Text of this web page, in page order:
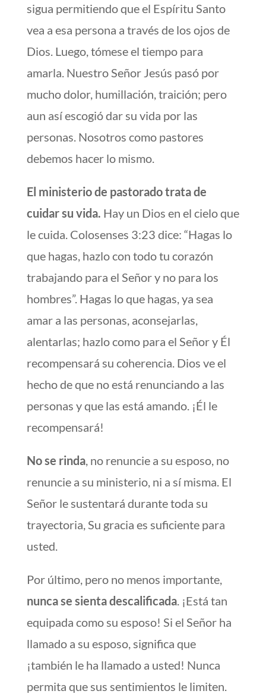
sigua permitiendo que el Espíritu Santo
vea a esa persona a través de los ojos de
Dios. Luego, tómese el tiempo para
amarla. Nuestro Señor Jesús pasó por
mucho dolor, humillación, traición; pero
aun así escogió dar su vida por las
personas. Nosotros como pastores
debemos hacer lo mismo.
El ministerio de pastorado trata de
cuidar su vida. Hay un Dios en el cielo que
le cuida. Colosenses 3:23 dice: “Hagas lo
que hagas, hazlo con todo tu corazón
trabajando para el Señor y no para los
hombres”. Hagas lo que hagas, ya sea
amar a las personas, aconsejarlas,
alentarlas; hazlo como para el Señor y Él
recompensará su coherencia. Dios ve el
hecho de que no está renunciando a las
personas y que las está amando. ¡Él le
recompensará!
No se rinda, no renuncie a su esposo, no
renuncie a su ministerio, ni a sí misma. El
Señor le sustentará durante toda su
trayectoria, Su gracia es suficiente para
usted.
Por último, pero no menos importante,
nunca se sienta descalificada. ¡Está tan
equipada como su esposo! Si el Señor ha
llamado a su esposo, significa que
¡también le ha llamado a usted! Nunca
permita que sus sentimientos le limiten.